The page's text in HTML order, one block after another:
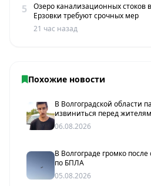
5
Озеро канализационных стоков
Ерзовки требуют срочных мер
21 час назад
Похожие новости
В Волгоградской области
извиниться перед
06.08.2026
В Волгограде громко
по БПЛА
05.08.2026